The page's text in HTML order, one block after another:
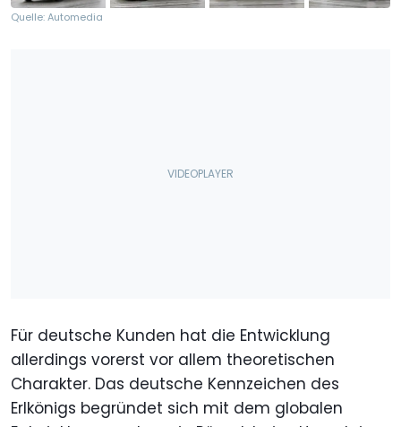
Quelle: Automedia
Für deutsche Kunden hat die Entwicklung
allerdings vorerst vor allem theoretischen
Charakter. Das deutsche Kennzeichen des
Erlkönigs begründet sich mit dem globalen